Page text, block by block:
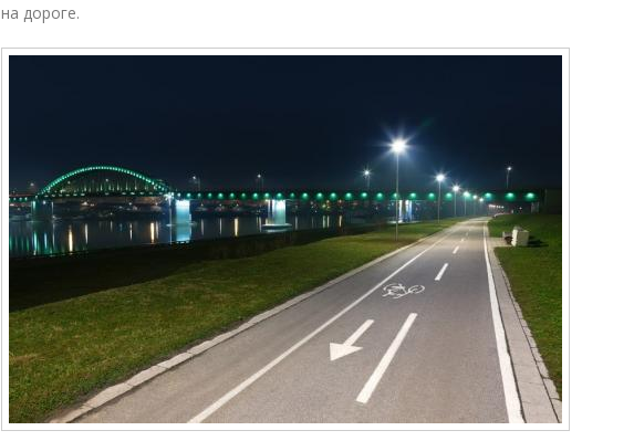
на дороге.